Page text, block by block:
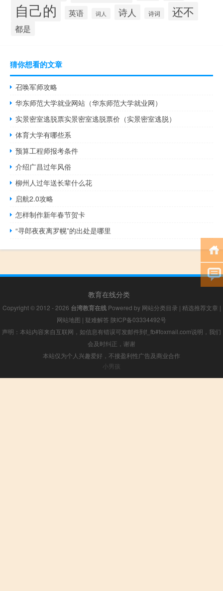
自己的 英语 词人 诗人 诗词 还不
都是
猜你想看的文章
召唤军师攻略
华东师范大学就业网站（华东师范大学就业网）
实景密室逃脱票实景密室逃脱票价（实景密室逃脱）
体育大学有哪些系
预算工程师报考条件
介绍广昌过年风俗
柳州人过年送长辈什么花
启航2.0攻略
怎样制作新年春节贺卡
“寻郎夜夜离罗幌”的出处是哪里
教育在线分类
Copyright © 2012 - 2026 台湾教育在线Powered by 网站分类目录 | 精选推荐文章 |
网站地图 | 疑难解答 陕ICP备03334492号
声明：本站内容来自互联网，如信息有错误可发邮件到f_fb#foxmail.com说明，我们
会及时纠正，谢谢
本站仅为个人兴趣爱好，不接盈利性广告及商业合作
小男孩